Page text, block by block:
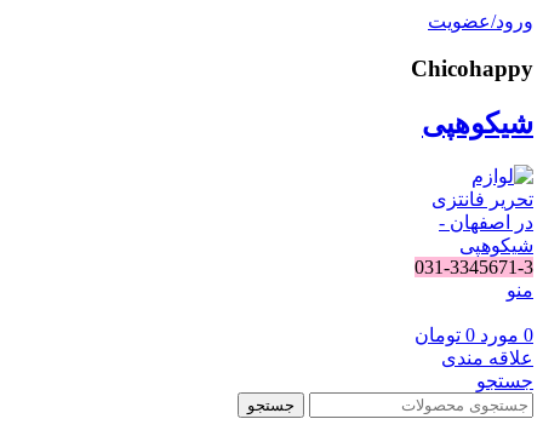
ورود/عضویت
Chicohappy
شیکوهپی
031-3345671-3
منو
0 مورد 0 تومان
علاقه مندی
جستجو
جستجو